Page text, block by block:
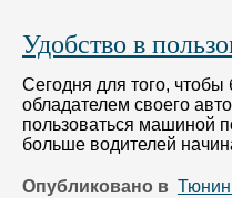
Удобство в
Сегодня для того,
обладателем своего
пользоваться машиной
больше водителей
Опубликовано в